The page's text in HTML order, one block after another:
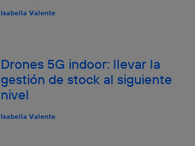
Isabella Valente
Drones 5G indoor: llevar la
gestión de stock al siguiente
nivel
Isabella Valente